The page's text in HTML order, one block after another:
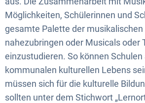
Möglichkeiten, Schülerinnen und
gesamte Palette der
nahezubringen oder Musicals oder
einzustudieren. So können
kommunalen kulturellen Lebens
müssen sich für die kulturelle
sollten unter dem Stichwort